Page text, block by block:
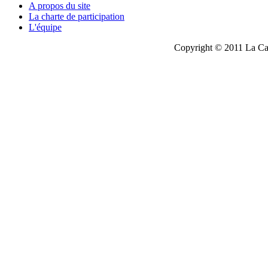
A propos du site
La charte de participation
L'équipe
Copyright © 2011 La